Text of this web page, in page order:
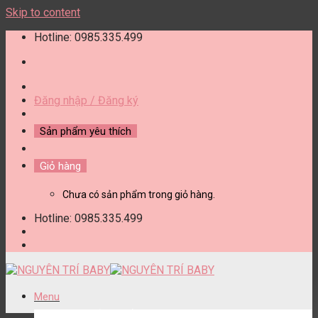
Skip to content
Hotline: 0985.335.499
Đăng nhập / Đăng ký
Sản phẩm yêu thích
Giỏ hàng
Chưa có sản phẩm trong giỏ hàng.
Hotline: 0985.335.499
Menu